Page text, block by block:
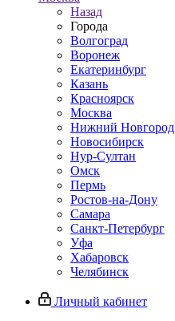
Назад
Города
Волгоград
Воронеж
Екатеринбург
Казань
Красноярск
Москва
Нижний Новгород
Новосибирск
Нур-Султан
Омск
Пермь
Ростов-на-Дону
Самара
Санкт-Петербург
Уфа
Хабаровск
Челябинск
Личный кабинет